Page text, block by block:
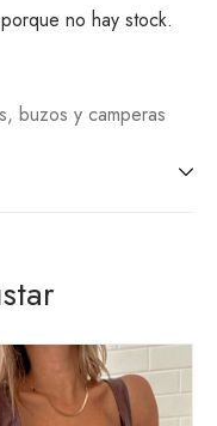
no hay stock.
buzos y camperas